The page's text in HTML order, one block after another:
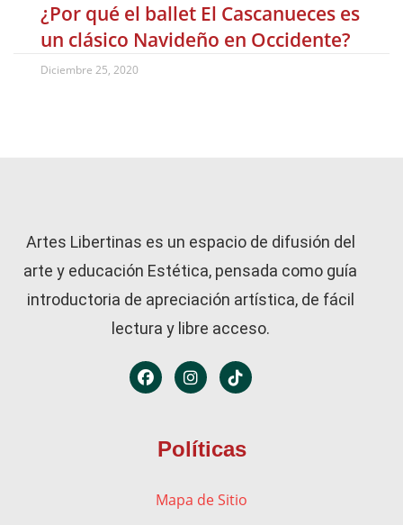
¿Por qué el ballet El Cascanueces es
un clásico Navideño en Occidente?
Diciembre 25, 2020
Artes Libertinas es un espacio de difusión del
arte y educación Estética, pensada como guía
introductoria de apreciación artística, de fácil
lectura y libre acceso.
Políticas
Mapa de Sitio